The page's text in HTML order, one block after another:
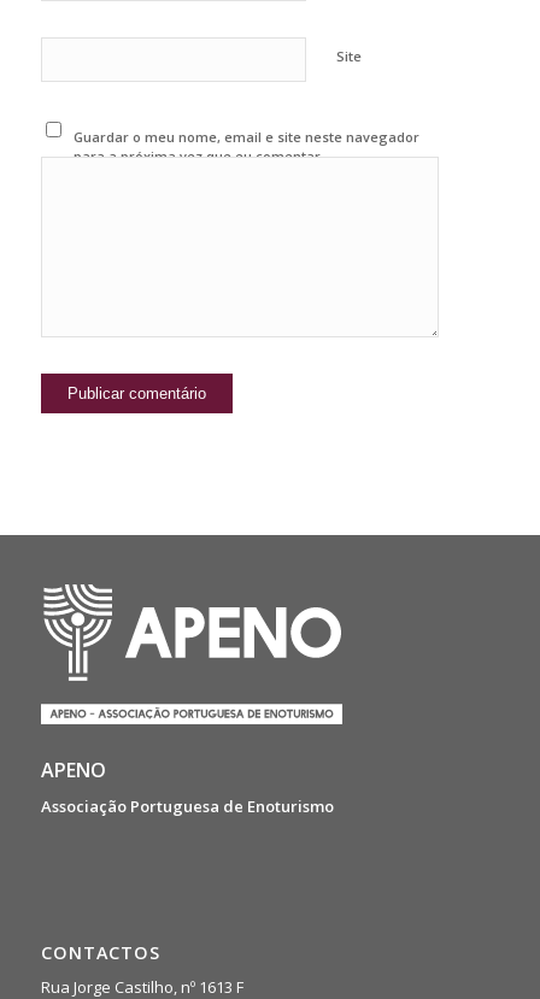
Site
Guardar o meu nome, email e site neste navegador
para a próxima vez que eu comentar.
APENO
Associação Portuguesa de Enoturismo
CONTACTOS
Rua Jorge Castilho, nº 1613 F